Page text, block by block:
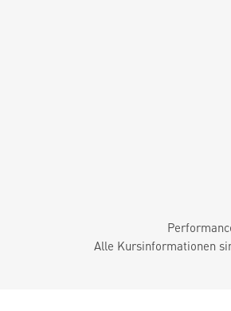
Alle Kursinformationen